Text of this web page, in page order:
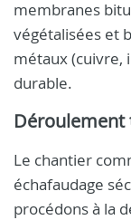
membranes
végétalisées et
métaux (cuivre,
durable.
Déroulement
Le chantier
échafaudage
procédons à la